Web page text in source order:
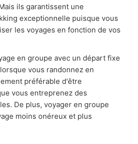
ils garantissent une
exceptionnelle puisque vous
les voyages en fonction de vos
en groupe avec un départ fixe
vous randonnez en
préférable d'être
vous entreprenez des
De plus, voyager en groupe
moins onéreux et plus